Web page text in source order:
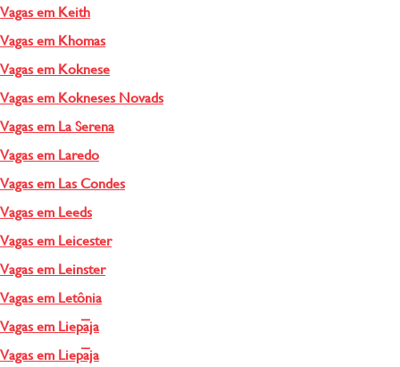
Vagas em Keith
Vagas em Khomas
Vagas em Koknese
Vagas em Kokneses Novads
Vagas em La Serena
Vagas em Laredo
Vagas em Las Condes
Vagas em Leeds
Vagas em Leicester
Vagas em Leinster
Vagas em Letônia
Vagas em Liepāja
Vagas em Liepāja